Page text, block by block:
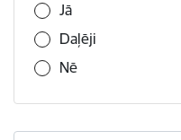
Jā
Daļēji
Nē